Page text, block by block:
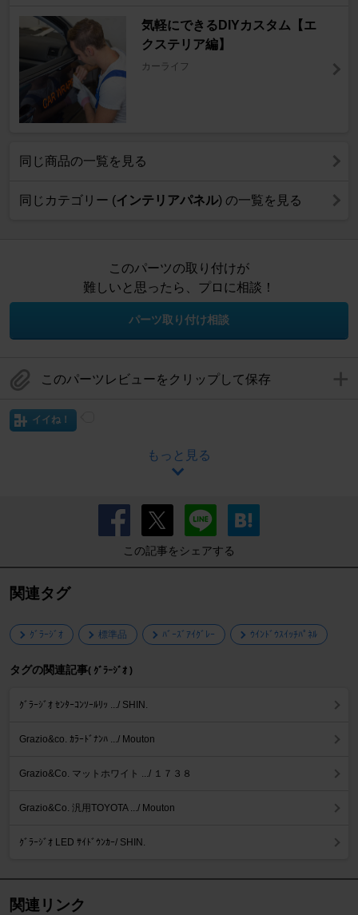
気軽にできるDIYカスタム【エ
クステリア編】
カーライフ
同じ商品の一覧を見る
同じカテゴリー (インテリアパネル) の一覧を見る
このパーツの取り付けが
難しいと思ったら、プロに相談！
パーツ取り付け相談
このパーツレビューをクリップして保存
イイね！
もっと見る
この記事をシェアする
関連タグ
ｸﾞﾗｰｼﾞｵ 標準品 ﾊﾞｰｽﾞｱｲｸﾞﾚｰ ｳｲﾝﾄﾞｳｽｲｯﾁﾊﾟﾈﾙ
タグの関連記事( ｸﾞﾗｰｼﾞｵ )
ｸﾞﾗｰｼﾞｵ ｾﾝﾀｰｺﾝｿｰﾙﾘｯ .../ SHIN.
Grazio&co. ｶﾗｰﾄﾞﾅﾝﾊ .../ Mouton
Grazio&Co. マットホワイト .../ １７３８
Grazio&Co. 汎用TOYOTA .../ Mouton
ｸﾞﾗｰｼﾞｵ LED ｻｲﾄﾞｳﾝｶｰ/ SHIN.
関連リンク